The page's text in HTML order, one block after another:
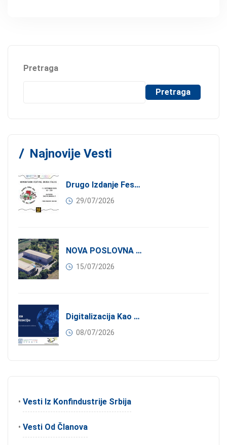
Pretraga
Pretraga
Najnovije Vesti
Drugo Izdanje Festivala JEDI.VOLI.DONIRAJ: Spoj Gastronomije I Solidarnosti
29/07/2026
NOVA POSLOVNA PRILIKA ZA ČLANOVE KONFINDUSTRIJE SRBIJA: Izdavanje Moderne Industrijske Hale U Pančevu – 1.200 M² U Industrijskoj Zoni
15/07/2026
Digitalizacija Kao Pokretač Internacionalizacije
08/07/2026
• Vesti Iz Konfindustrije Srbija
• Vesti Od Članova